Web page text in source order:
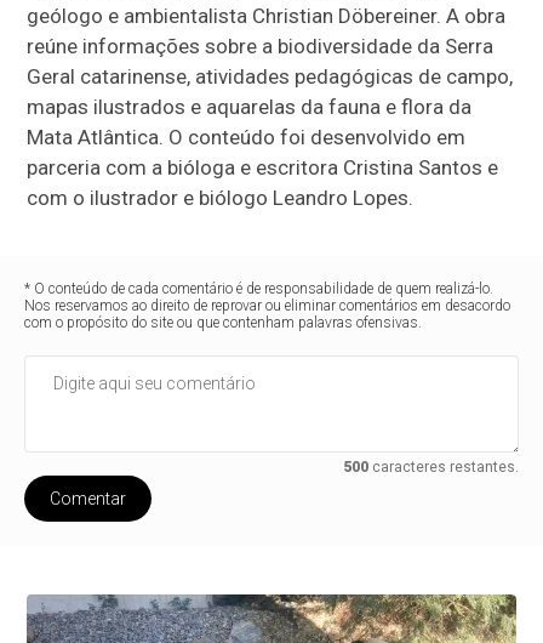
geólogo e ambientalista Christian Döbereiner. A obra
reúne informações sobre a biodiversidade da Serra
Geral catarinense, atividades pedagógicas de campo,
mapas ilustrados e aquarelas da fauna e flora da
Mata Atlântica. O conteúdo foi desenvolvido em
parceria com a bióloga e escritora Cristina Santos e
com o ilustrador e biólogo Leandro Lopes.
* O conteúdo de cada comentário é de responsabilidade de quem realizá-lo.
Nos reservamos ao direito de reprovar ou eliminar comentários em desacordo
com o propósito do site ou que contenham palavras ofensivas.
500caracteres restantes.
Comentar